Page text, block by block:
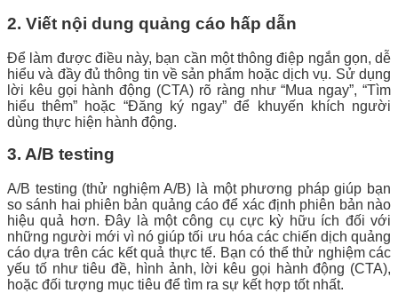
2. Viết nội dung quảng cáo hấp dẫn
Để làm được điều này, bạn cần một thông điệp ngắn gọn, dễ
hiểu và đầy đủ thông tin về sản phẩm hoặc dịch vụ. Sử dụng
lời kêu gọi hành động (CTA) rõ ràng như “Mua ngay”, “Tìm
hiểu thêm” hoặc “Đăng ký ngay” để khuyến khích người
dùng thực hiện hành động.
3. A/B testing
A/B testing (thử nghiệm A/B) là một phương pháp giúp bạn
so sánh hai phiên bản quảng cáo để xác định phiên bản nào
hiệu quả hơn. Đây là một công cụ cực kỳ hữu ích đối với
những người mới vì nó giúp tối ưu hóa các chiến dịch quảng
cáo dựa trên các kết quả thực tế. Bạn có thể thử nghiệm các
yếu tố như tiêu đề, hình ảnh, lời kêu gọi hành động (CTA),
hoặc đối tượng mục tiêu để tìm ra sự kết hợp tốt nhất.